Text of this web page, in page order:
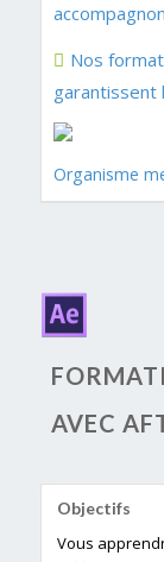
Nos
garantissent
Organisme
AVEC
Objectifs
Vous